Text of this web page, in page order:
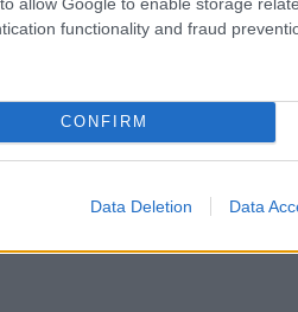
functionality and fraud
CONFIRM
Data Deletion Data